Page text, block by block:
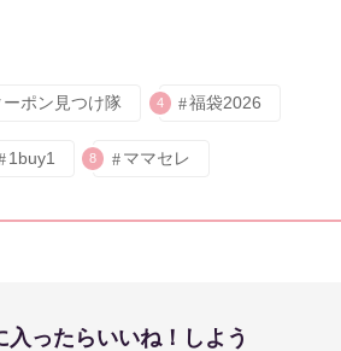
ーポン見つけ隊 4 福袋2026
1buy1 8 ママセレ
入ったらいいね！しよう